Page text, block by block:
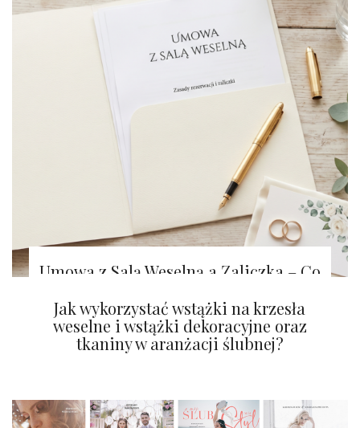
Umowa z Salą Weselną a Zaliczka – Co
Tapety na ścianę z efektem WOW!
Jak wykorzystać wstążki na krzesła
weselne i wstążki dekoracyjne oraz
tkaniny w aranżacji ślubnej?